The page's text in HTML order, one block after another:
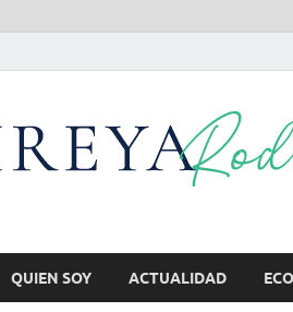
QUIEN SOY ACTUALIDAD